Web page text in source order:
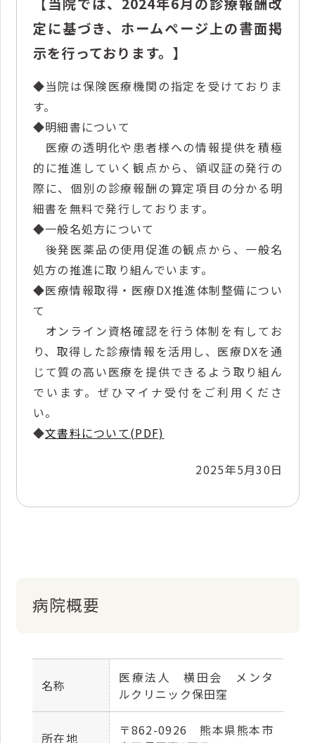
定に基づき、ホームページ上の書面掲
示を行っております。】
◆当院は保険医療機関の指定を受けておりま
す。
◆明細書について
医療の透明化や患者様への情報提供を積極
的に推進していく観点から、領収証の発行の
際に、個別の診療報酬の算定項目の分かる明
細書を無料で発行しております。
◆一般名処方について
後発医薬品の使用促進の観点から、一般名
処方の推進に取り組んでいます。
◆医療情報取得・医療DX推進体制整備につい
て
オンライン資格確認を行う体制を有してお
り、取得した診療情報を活用し、医療DXを通
じて質の高い医療を提供できるよう取り組ん
でいます。ぜひマイナ受付をご利用くださ
い。
◆文書料について(PDF)
2025年5月30日
病院概要
名称
医療法人 横田会 メンタ
ルクリニック保田窪
所在地
〒862-0926 熊本県熊本市